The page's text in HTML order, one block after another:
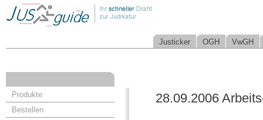
Justicker OGH VwGH
Produkte
Bestellen
28.09.2006